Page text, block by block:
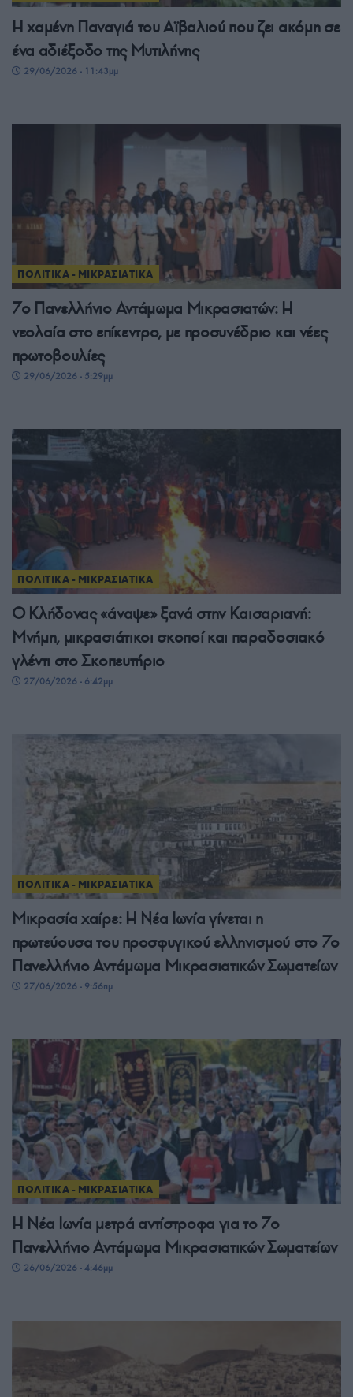
Η χαμένη Παναγιά του Αϊβαλιού που ζει ακόμη σε
ένα αδιέξοδο της Μυτιλήνης
29/06/2026 - 11:43μμ
ΠΟΛΙΤΙΚΑ - ΜΙΚΡΑΣΙΑΤΙΚΑ
7ο Πανελλήνιο Αντάμωμα Μικρασιατών: Η
νεολαία στο επίκεντρο, με προσυνέδριο και νέες
πρωτοβουλίες
29/06/2026 - 5:29μμ
ΠΟΛΙΤΙΚΑ - ΜΙΚΡΑΣΙΑΤΙΚΑ
Ο Κλήδονας «άναψε» ξανά στην Καισαριανή:
Μνήμη, μικρασιάτικοι σκοποί και παραδοσιακό
γλέντι στο Σκοπευτήριο
27/06/2026 - 6:42μμ
ΠΟΛΙΤΙΚΑ - ΜΙΚΡΑΣΙΑΤΙΚΑ
Μικρασία χαίρε: Η Νέα Ιωνία γίνεται η
πρωτεύουσα του προσφυγικού ελληνισμού στο 7ο
Πανελλήνιο Αντάμωμα Μικρασιατικών Σωματείων
27/06/2026 - 9:56πμ
ΠΟΛΙΤΙΚΑ - ΜΙΚΡΑΣΙΑΤΙΚΑ
Η Νέα Ιωνία μετρά αντίστροφα για το 7ο
Πανελλήνιο Αντάμωμα Μικρασιατικών Σωματείων
26/06/2026 - 4:46μμ